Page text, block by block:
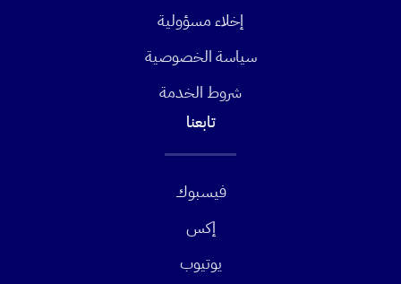
إخلاء مسؤولية
سياسة الخصوصية
شروط الخدمة
تابعنا
فيسبوك
إكس
يوتيوب